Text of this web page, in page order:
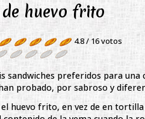
huevo frito
4.8 / 16votos
sandwiches preferidos para
probado, por sabroso y
huevo frito, en vez de en